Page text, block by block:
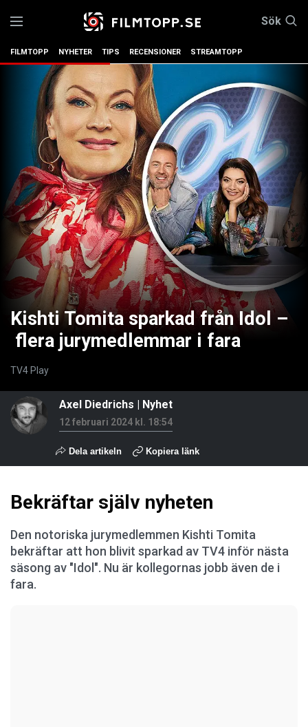
Sök
FILMTOPP NYHETER TIPS RECENSIONER STREAMTOPP
Kishti Tomita sparkad från Idol –
flera jurymedlemmar i fara
TV4 Play
Axel Diedrichs | Nyhet
12 februari 2024 kl. 18:54
Dela artikeln Kopiera länk
Bekräftar själv nyheten
Den notoriska jurymedlemmen Kishti Tomita
bekräftar att hon blivit sparkad av TV4 inför nästa
säsong av "Idol". Nu är kollegornas jobb även de i
fara.